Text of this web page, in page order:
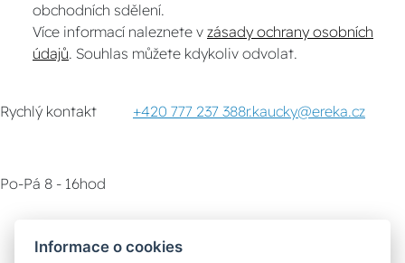
obchodních sdělení.
Více informací naleznete v zásady ochrany osobních
údajů . Souhlas můžete kdykoliv odvolat.
Rychlý kontakt +420 777 237 388r.kaucky@ereka.cz
Po-Pá 8 - 16hod
Informace o cookies